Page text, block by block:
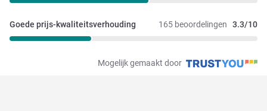
165 beoordelingen 3.3/10
Goede prijs-kwaliteitsverhouding
Mogelijk gemaakt door